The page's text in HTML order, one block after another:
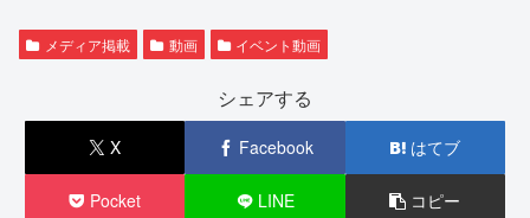
メディア掲載 動画 イベント動画
シェアする
X Facebook はてブ
Pocket LINE コピー